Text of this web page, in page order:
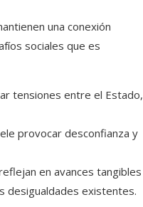
una conexión
sociales que es
tensiones entre el Estado,
provocar desconfianza y
en avances tangibles
desigualdades existentes.